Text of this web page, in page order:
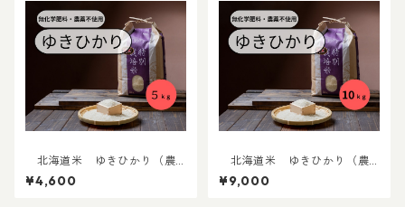
北海道米 ゆきひかり（農
薬不使用） 5ｋｇ
¥4,600
北海道米 ゆきひかり（農
薬不使用） 10ｋｇ
¥9,000